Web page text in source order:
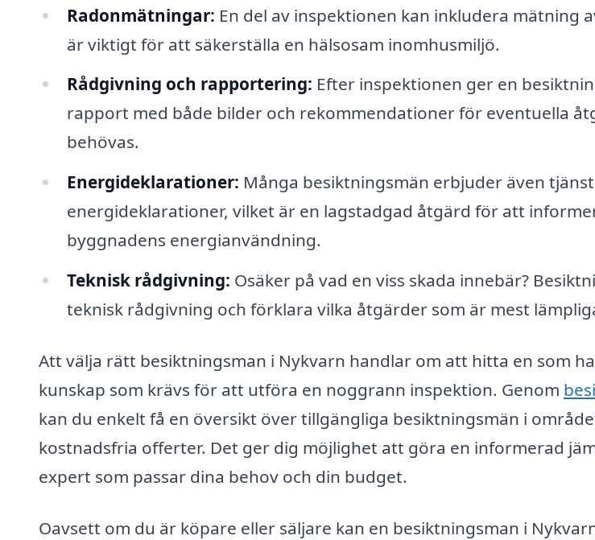
Radonmätningar: En del av inspektionen kan inkludera mätning
är viktigt för att säkerställa en hälsosam inomhusmiljö.
Rådgivning och rapportering: Efter inspektionen ger en
rapport med både bilder och rekommendationer för eventuella
behövas.
Energideklarationer: Många besiktningsmän erbjuder även
energideklarationer, vilket är en lagstadgad åtgärd för att
byggnadens energianvändning.
Teknisk rådgivning: Osäker på vad en viss skada innebär?
teknisk rådgivning och förklara vilka åtgärder som är mest
Att välja rätt besiktningsman i Nykvarn handlar om att hitta en som
kunskap som krävs för att utföra en noggrann inspektion. Genom
kan du enkelt få en översikt över tillgängliga besiktningsmän i
kostnadsfria offerter. Det ger dig möjlighet att göra en informerad
expert som passar dina behov och din budget.
Oavsett om du är köpare eller säljare kan en besiktningsman i